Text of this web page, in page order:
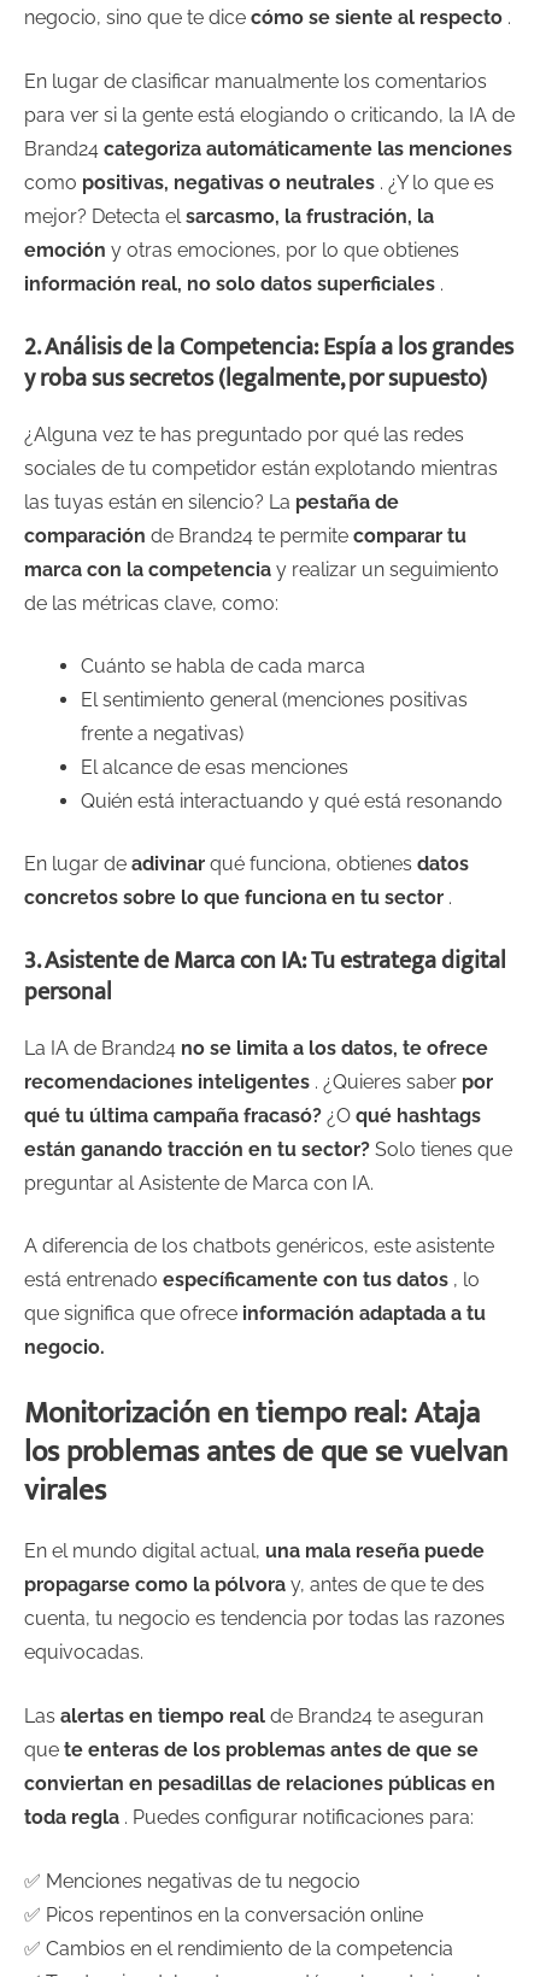
negocio, sino que te dice cómo se siente al respecto .
En lugar de clasificar manualmente los comentarios
para ver si la gente está elogiando o criticando, la IA de
Brand24 categoriza automáticamente las menciones
como positivas, negativas o neutrales . ¿Y lo que es
mejor? Detecta elsarcasmo, la frustración, la
emoción y otras emociones, por lo que obtienes
información real, no solo datos superficiales .
2. Análisis de la Competencia: Espía a los grandes
y roba sus secretos (legalmente, por supuesto)
¿Alguna vez te has preguntado por qué las redes
sociales de tu competidor están explotando mientras
las tuyas están en silencio? La pestaña de
comparación de Brand24 te permite comparar tu
marca con la competencia y realizar un seguimiento
de las métricas clave, como:
Cuánto se habla de cada marca
El sentimiento general (menciones positivas
frente a negativas)
El alcance de esas menciones
Quién está interactuando y qué está resonando
En lugar de adivinar qué funciona, obtienes datos
concretos sobre lo que funciona en tu sector .
3. Asistente de Marca con IA: Tu estratega digital
personal
La IA de Brand24 no se limita a los datos, te ofrece
recomendaciones inteligentes . ¿Quieres saber por
qué tu última campaña fracasó? ¿O qué hashtags
están ganando tracción en tu sector? Solo tienes que
preguntar al Asistente de Marca con IA.
A diferencia de los chatbots genéricos, este asistente
está entrenado específicamente con tus datos , lo
que significa que ofrece información adaptada a tu
negocio.
Monitorización en tiempo real: Ataja
los problemas antes de que se vuelvan
virales
En el mundo digital actual, una mala reseña puede
propagarse como la pólvora y, antes de que te des
cuenta, tu negocio es tendencia por todas las razones
equivocadas.
Las alertas en tiempo real de Brand24 te aseguran
que te enteras de los problemas antes de que se
conviertan en pesadillas de relaciones públicas en
toda regla . Puedes configurar notificaciones para:
✅ Menciones negativas de tu negocio
✅ Picos repentinos en la conversación online
✅ Cambios en el rendimiento de la competencia